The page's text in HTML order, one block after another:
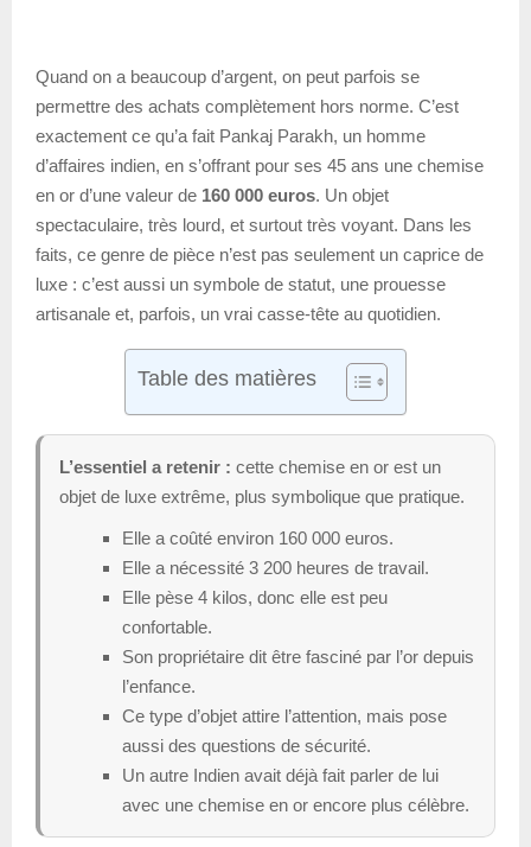
Quand on a beaucoup d’argent, on peut parfois se
permettre des achats complètement hors norme. C’est
exactement ce qu’a fait Pankaj Parakh, un homme
d’affaires indien, en s’offrant pour ses 45 ans une chemise
en or d’une valeur de 160 000 euros. Un objet
spectaculaire, très lourd, et surtout très voyant. Dans les
faits, ce genre de pièce n’est pas seulement un caprice de
luxe : c’est aussi un symbole de statut, une prouesse
artisanale et, parfois, un vrai casse-tête au quotidien.
Table des matières
L’essentiel a retenir : cette chemise en or est un
objet de luxe extrême, plus symbolique que pratique.
Elle a coûté environ 160 000 euros.
Elle a nécessité 3 200 heures de travail.
Elle pèse 4 kilos, donc elle est peu
confortable.
Son propriétaire dit être fasciné par l’or depuis
l’enfance.
Ce type d’objet attire l’attention, mais pose
aussi des questions de sécurité.
Un autre Indien avait déjà fait parler de lui
avec une chemise en or encore plus célèbre.